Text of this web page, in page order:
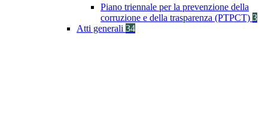
Piano triennale per la prevenzione della
corruzione e della trasparenza (PTPCT) 3
Atti generali 34